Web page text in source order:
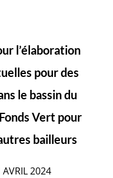
l’élaboration
pour des
le bassin du
Vert pour
bailleurs
AVRIL 2024